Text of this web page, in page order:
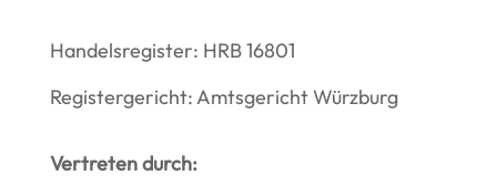
Handelsregister: HRB 16801
Registergericht: Amtsgericht Würzburg
Vertreten durch: